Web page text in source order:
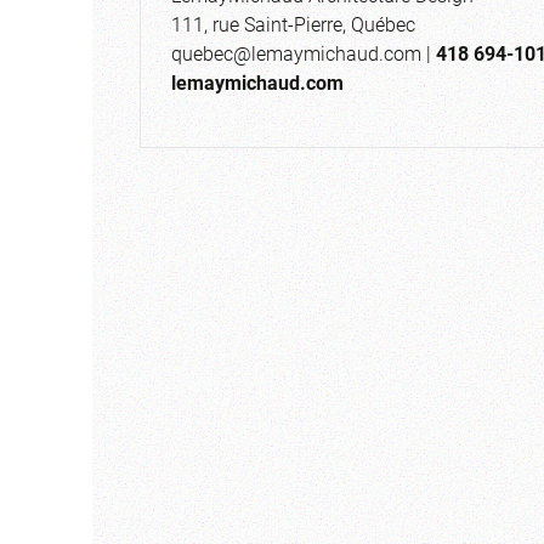
111, rue Saint-Pierre, Québec
quebec@lemaymichaud.com|418 694-
lemaymichaud.com